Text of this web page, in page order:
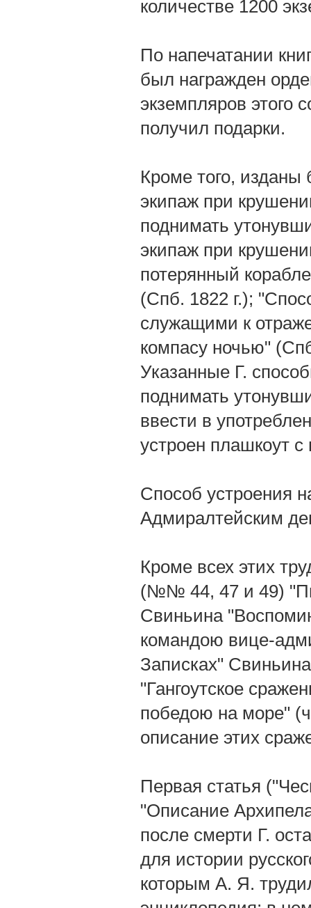
количестве 1200
По напечатании
был награжден
экземпляров этого
получил подарки.
Кроме того,
экипаж при
поднимать
экипаж при
потерянный
(Спб. 1822 г.);
служащими к
компасу ночью"
Указанные Г.
поднимать
ввести в
устроен плашкоут
Способ устроения
Адмиралтейским
Кроме всех этих
(№№ 44, 47 и 49)
Свиньина
командою вице-
Записках"
"Гангоутское
победою на море"
описание этих
Первая статья
"Описание
после смерти Г.
для истории
которым А. Я.